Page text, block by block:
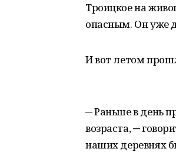
Троицкое на
опасным. Он уже
И вот летом
─ Раньше в день
возраста, ─
наших деревнях